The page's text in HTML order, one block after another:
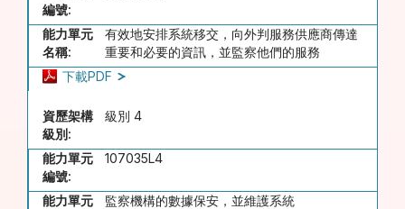
編號:
能力單元
名稱:
有效地安排系統移交，向外判服務供應商傳達
重要和必要的資訊，並監察他們的服務
下載PDF
資歷架構
級別:
級別 4
能力單元
編號:
107035L4
能力單元
監察機構的數據保安，並維護系統